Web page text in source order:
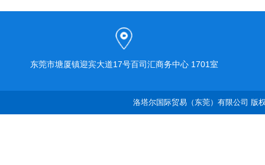
东莞市塘厦镇迎宾大道17号百司汇商务中心 1701室
洛塔尔国际贸易（东莞）有限公司 版